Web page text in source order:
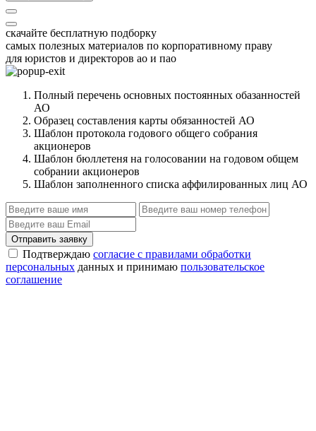
скачайте бесплатную подборку
самых полезных материалов по корпоративному праву
для юристов и директоров ао и пао
Полный перечень основных постоянных обазанностей
АО
Образец составления карты обязанностей АО
Шаблон протокола годового общего собрания
акционеров
Шаблон бюллетеня на голосовании на годовом общем
собрании акционеров
Шаблон заполненного списка аффилированных лиц АО
Отправить заявку
Подтверждаю согласие с правилами обработки
персональных данных и принимаю пользовательское
соглашение